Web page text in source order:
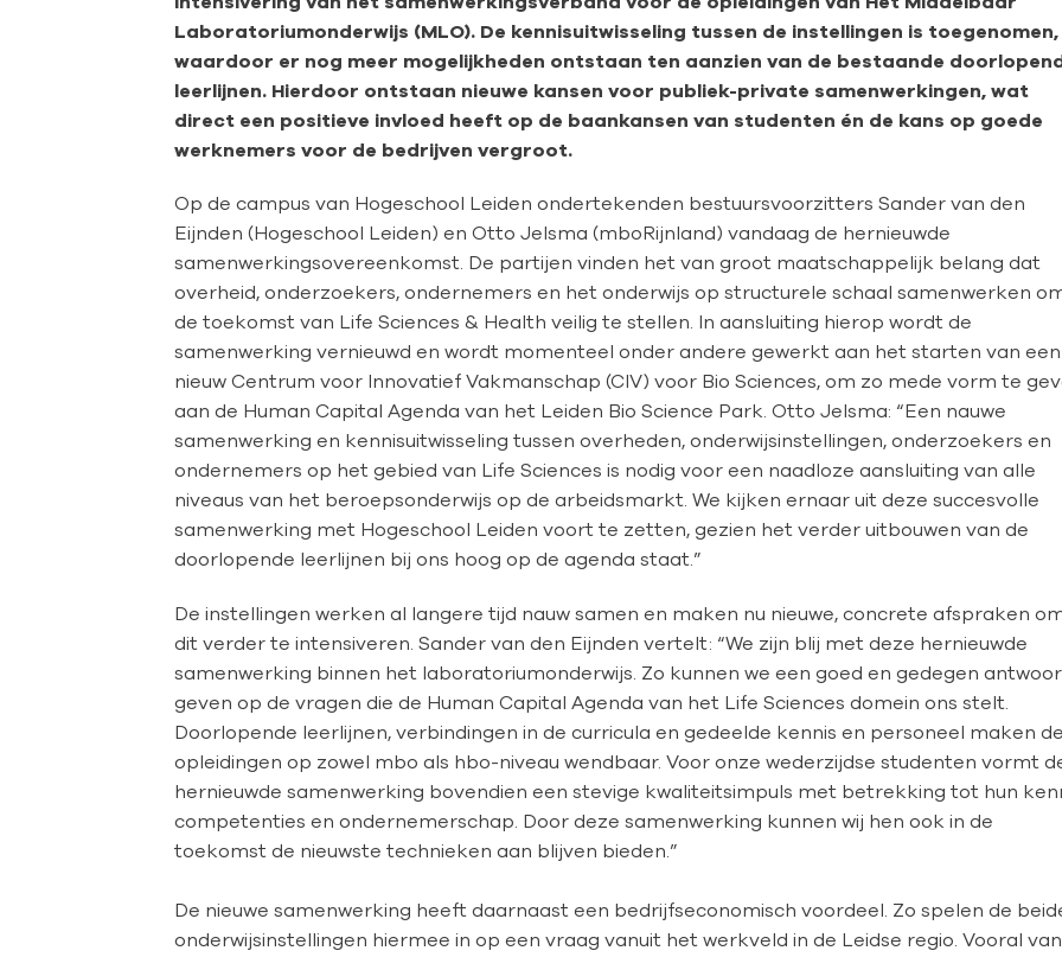
Laboratoriumonderwijs (MLO). De kennisuitwisseling tussen de instellingen is toegenomen,
waardoor er nog meer mogelijkheden ontstaan ten aanzien van de bestaande
leerlijnen. Hierdoor ontstaan nieuwe kansen voor publiek-private samenwerkingen, wat
direct een positieve invloed heeft op de baankansen van studenten én de kans op goede
werknemers voor de bedrijven vergroot.
Op de campus van Hogeschool Leiden ondertekenden bestuursvoorzitters Sander van den
Eijnden (Hogeschool Leiden) en Otto Jelsma (mboRijnland) vandaag de hernieuwde
samenwerkingsovereenkomst. De partijen vinden het van groot maatschappelijk belang dat
overheid, onderzoekers, ondernemers en het onderwijs op structurele schaal samenwerken
de toekomst van Life Sciences & Health veilig te stellen. In aansluiting hierop wordt de
samenwerking vernieuwd en wordt momenteel onder andere gewerkt aan het starten van een
nieuw Centrum voor Innovatief Vakmanschap (CIV) voor Bio Sciences, om zo mede vorm te
aan de Human Capital Agenda van het Leiden Bio Science Park. Otto Jelsma: “Een nauwe
samenwerking en kennisuitwisseling tussen overheden, onderwijsinstellingen, onderzoekers en
ondernemers op het gebied van Life Sciences is nodig voor een naadloze aansluiting van alle
niveaus van het beroepsonderwijs op de arbeidsmarkt. We kijken ernaar uit deze succesvolle
samenwerking met Hogeschool Leiden voort te zetten, gezien het verder uitbouwen van de
doorlopende leerlijnen bij ons hoog op de agenda staat.”
De instellingen werken al langere tijd nauw samen en maken nu nieuwe, concrete afspraken
dit verder te intensiveren. Sander van den Eijnden vertelt: “We zijn blij met deze hernieuwde
samenwerking binnen het laboratoriumonderwijs. Zo kunnen we een goed en gedegen
geven op de vragen die de Human Capital Agenda van het Life Sciences domein ons stelt.
Doorlopende leerlijnen, verbindingen in de curricula en gedeelde kennis en personeel maken de
opleidingen op zowel mbo als hbo-niveau wendbaar. Voor onze wederzijdse studenten vormt
hernieuwde samenwerking bovendien een stevige kwaliteitsimpuls met betrekking tot hun
competenties en ondernemerschap. Door deze samenwerking kunnen wij hen ook in de
toekomst de nieuwste technieken aan blijven bieden.”
De nieuwe samenwerking heeft daarnaast een bedrijfseconomisch voordeel. Zo spelen de
onderwijsinstellingen hiermee in op een vraag vanuit het werkveld in de Leidse regio. Vooral